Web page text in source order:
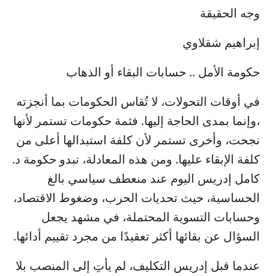
وجه الحقيقة
إبراهيم شقلاوي
حكومة الأمل .. حسابات البقاء أو الذهاب
في أوقات التحولات، لا تُقاس الحكومات بما أنجزته
،وإنما بمدى الحاجة إليها. فثمة حكومات تستمر لأنها
نجحت، وأخرى تستمر لأن كلفة استبدالها أعلى من
كلفة الإبقاء عليها. ومن هذه المعادلة، تبدو حكومة د.
كامل إدريس اليوم عند منعطف سياسي بالغ
الحساسية، حيث تحديات الحرب، وضغوط الاقتصاد،
وحسابات التسوية المحتملة، في مشهد يجعل
السؤال عن بقائها أكثر تعقيدًا من مجرد تقييم أدائها.
عندما قبل إدريس التكليف، لم يأتِ إلى المنصب بلا